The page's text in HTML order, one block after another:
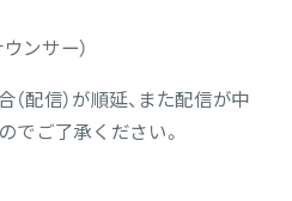
ンサー）
配信）が順延、また配信が中
でご了承ください。